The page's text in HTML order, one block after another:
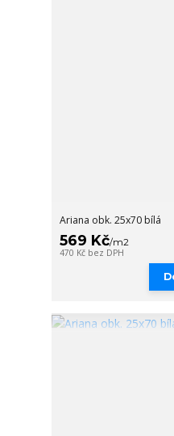
Ariana obk. 25x70 bílá
569 Kč/m2
470 Kč bez DPH